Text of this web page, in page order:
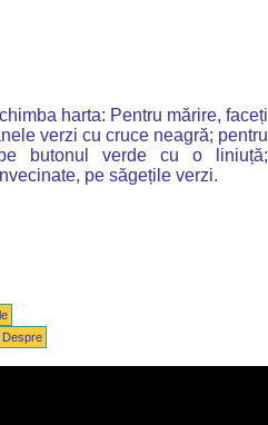
harta: Pentru mărire, faceți
verzi cu cruce neagră; pentru
butonul verde cu o liniuță;
pe săgețile verzi.
Despre